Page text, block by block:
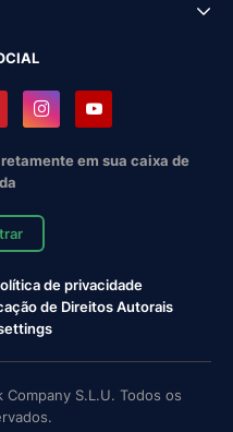
em sua caixa de
de privacidade
de Direitos Autorais
S.L.U. Todos os